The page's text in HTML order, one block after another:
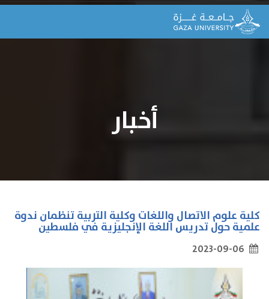
أخبار
كلية علوم الاتصال واللغات وكلية التربية تنظمان ندوة
علمية حول تدريس اللغة الإنجليزية في فلسطين
2023-09-06